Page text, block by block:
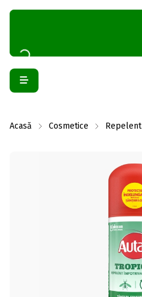
Acasă Cosmetice Repelent